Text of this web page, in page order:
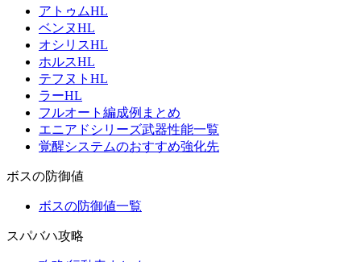
アトゥムHL
ベンヌHL
オシリスHL
ホルスHL
テフヌトHL
ラーHL
フルオート編成例まとめ
エニアドシリーズ武器性能一覧
覚醒システムのおすすめ強化先
ボスの防御値
ボスの防御値一覧
スパバハ攻略